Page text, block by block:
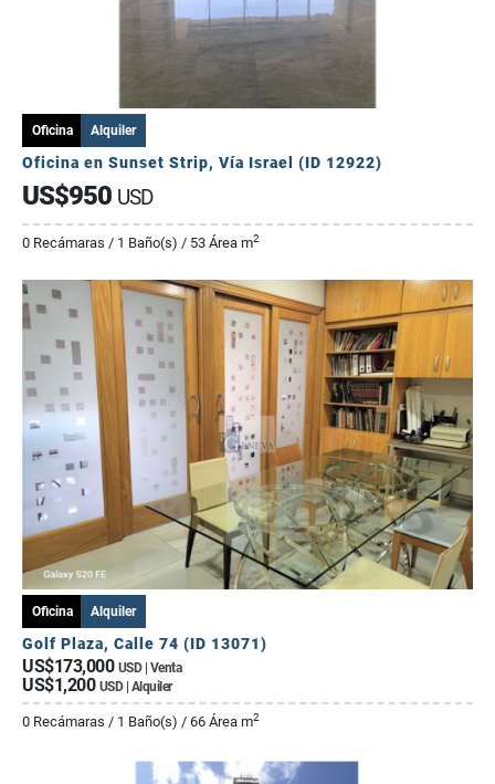
Oficina Alquiler
Oficina en Sunset Strip, Vía Israel (ID 12922)
US$950 USD
0 Recámaras / 1 Baño(s) / 53 Área m2
Oficina Alquiler
Golf Plaza, Calle 74 (ID 13071)
US$173,000 USD | Venta
US$1,200 USD | Alquiler
0 Recámaras / 1 Baño(s) / 66 Área m2